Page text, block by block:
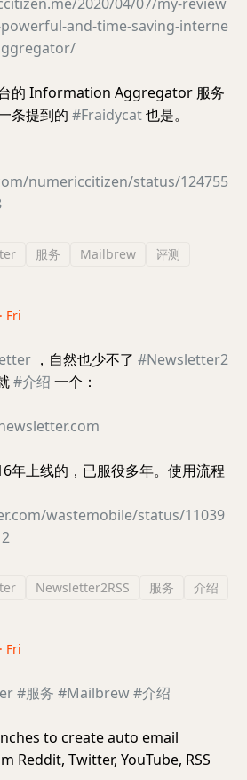
2020/04/07/my-review
and-time-saving-interne
的 Information Aggregator 服务
条提到的 #Fraidycat也是。
numericcitizen/status/124755
服务 Mailbrew
评测
Fri
，自然也少不了 #Newsletter2
#介绍 一个：
年上线的，已服役多年。使用流程
wastemobile/status/11039
Newsletter2RSS 服务
介绍
Fri
#服务 #Mailbrew#介绍
to create auto email
Reddit, Twitter, YouTube, RSS